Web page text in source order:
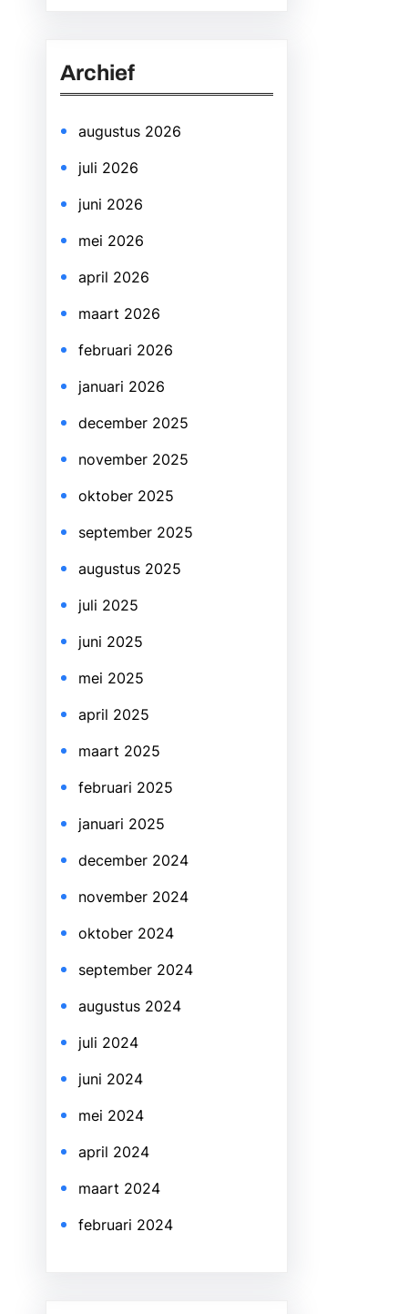
c
Archief
augustus 2026
juli 2026
juni 2026
mei 2026
april 2026
maart 2026
februari 2026
januari 2026
december 2025
november 2025
oktober 2025
september 2025
augustus 2025
juli 2025
juni 2025
mei 2025
april 2025
maart 2025
februari 2025
januari 2025
december 2024
november 2024
oktober 2024
september 2024
augustus 2024
juli 2024
juni 2024
mei 2024
april 2024
maart 2024
februari 2024